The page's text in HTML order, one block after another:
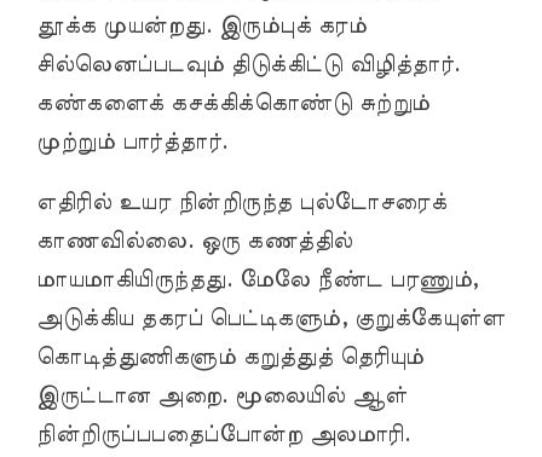
தூக்க முயன்றது. இரும்புக் கரம்
சில்லெனப்படவும் திடுக்கிட்டு விழித்தார்.
கண்களைக் கசக்கிக்கொண்டு சுற்றும்
முற்றும் பார்த்தார்.
எதிரில் உயர நின்றிருந்த புல்டோசரைக்
காணவில்லை. ஒரு கணத்தில்
மாயமாகியிருந்தது. மேலே நீண்ட பரணும்,
அடுக்கிய தகரப் பெட்டிகளும், குறுக்கேயுள்ள
கொடித்துணிகளும் கறுத்துத் தெரியும்
இருட்டான அறை. மூலையில் ஆள்
நின்றிருப்பபதைப்போன்ற அலமாரி.